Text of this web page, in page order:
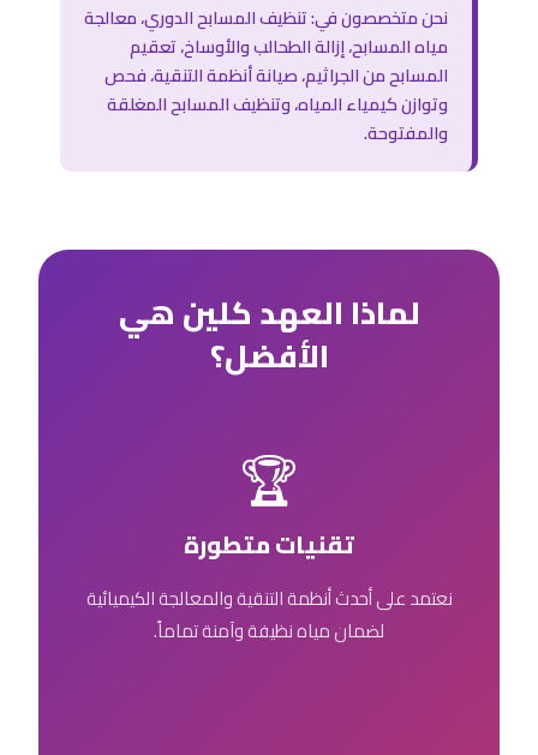
نحن متخصصون في: تنظيف المسابح الدوري، معالجة
مياه المسابح، إزالة الطحالب والأوساخ، تعقيم
المسابح من الجراثيم، صيانة أنظمة التنقية، فحص
وتوازن كيمياء المياه، وتنظيف المسابح المغلقة
والمفتوحة.
لماذا العهد كلين هي
الأفضل؟
🏆
تقنيات متطورة
نعتمد على أحدث أنظمة التنقية والمعالجة الكيميائية
لضمان مياه نظيفة وآمنة تماماً.